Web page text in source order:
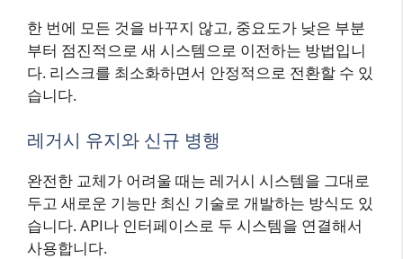
한 번에 모든 것을 바꾸지 않고, 중요도가 낮은 부분
부터 점진적으로 새 시스템으로 이전하는 방법입니
다. 리스크를 최소화하면서 안정적으로 전환할 수 있
습니다.
레거시 유지와 신규 병행
완전한 교체가 어려울 때는 레거시 시스템을 그대로
두고 새로운 기능만 최신 기술로 개발하는 방식도 있
습니다. API나 인터페이스로 두 시스템을 연결해서
사용합니다.